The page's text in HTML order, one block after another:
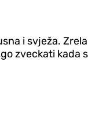
i svježa.
zveckati kada